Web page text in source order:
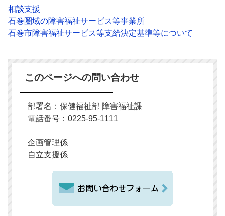
相談支援
石巻圏域の障害福祉サービス等事業所
石巻市障害福祉サービス等支給決定基準等について
このページへの問い合わせ
部署名：保健福祉部 障害福祉課
電話番号：0225-95-1111
企画管理係
自立支援係